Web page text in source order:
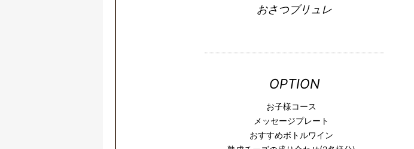
おさつブリュレ
OPTION
お子様コース
メッセージプレート
おすすめボトルワイン